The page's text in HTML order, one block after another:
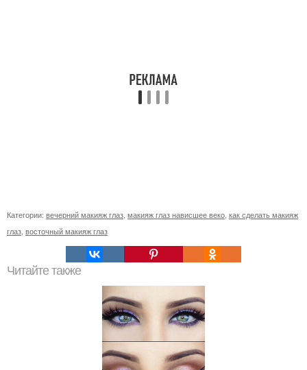
Категории: вечерний макияж глаз макияж глаз нависшее веко как сделать макияж
глаз восточный макияж глаз
Читайте также